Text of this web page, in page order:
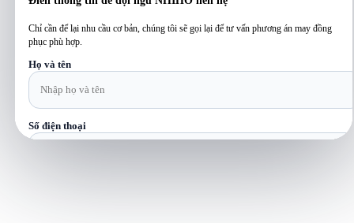
Chỉ cần để lại nhu cầu cơ bản, chúng tôi sẽ gọi lại để tư vấn phương án may đồng
phục phù hợp.
Họ và tên
Số điện thoại